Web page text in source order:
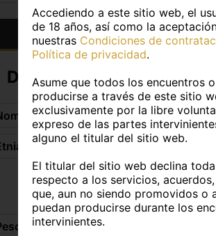
Más información
DATOS PERSONALES
Asu
Europea
DATOS FÍSICOS
89Kg
Accediendo a este sitio web, el
de 18 años, así como la
nuestras Condiciones de
Política de privacidad.
Asume que todos los encuentros
producirse a través de este sitio
exclusivamente por la libre
expreso de las partes
alguno el titular del sitio web.
El titular del sitio web declina
respecto a los servicios,
que, aun no siendo promovidos o
puedan producirse durante los
intervinientes.